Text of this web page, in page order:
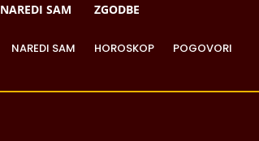
NAREDI SAM ZGODBE
NAREDI SAM HOROSKOP POGOVORI